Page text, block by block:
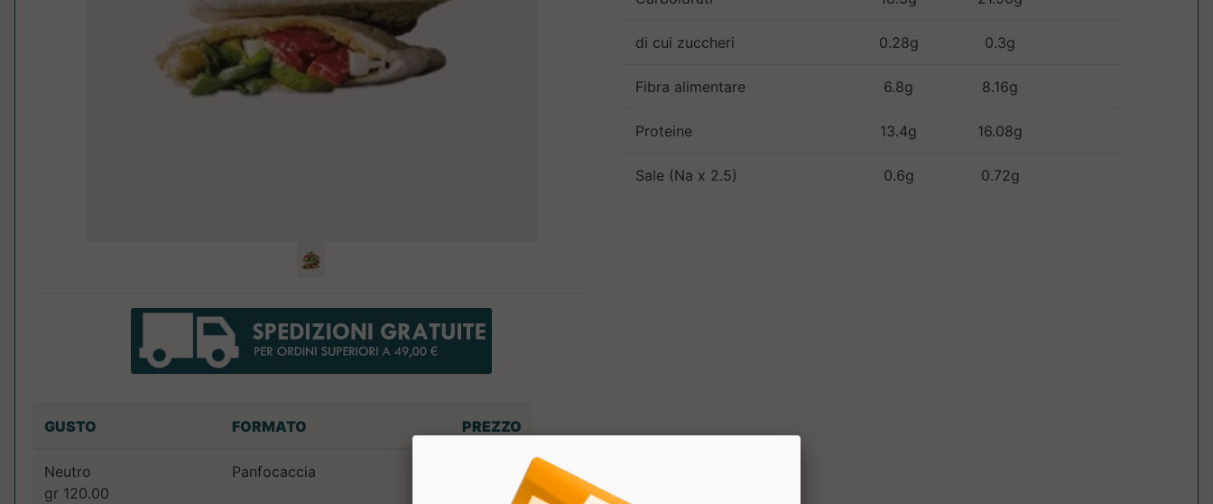
GUSTO FORMATO PREZZO
Neutro
gr 120.00
Panfocaccia
di cui zuccheri 0.28g 0.3g
Fibra alimentare 6.8g 8.16g
Proteine 13.4g 16.08g
Sale (Na x 2.5) 0.6g 0.72g